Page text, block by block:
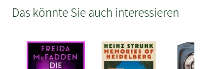
Das könnte Sie auch interessieren